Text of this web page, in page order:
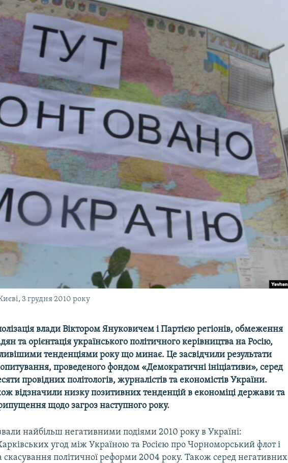
3 грудня 2010 року
влади Віктором Януковичем і Партією регіонів, обмеження
та орієнтація українського політичного керівництва на Росію,
тенденціями року що минає. Це засвідчили результати
проведеного фондом «Демократичні ініціативи», серед
провідних політологів, журналістів та економістів України.
відзначили низку позитивних тенденцій в економіці держави та
щодо загроз наступного року.
найбільш негативними подіями 2010 року в Україні:
угод між Україною та Росією про Чорноморський флот і
скасування політичної реформи 2004 року. Також серед негативних